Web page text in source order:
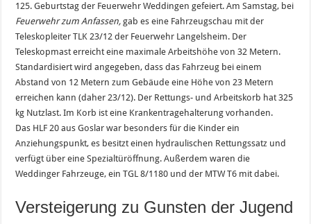
125. Geburtstag der Feuerwehr Weddingen gefeiert. Am Samstag, bei
Feuerwehr zum Anfassen, gab es eine Fahrzeugschau mit der
Teleskopleiter TLK 23/12 der Feuerwehr Langelsheim. Der
Teleskopmast erreicht eine maximale Arbeitshöhe von 32 Metern.
Standardisiert wird angegeben, dass das Fahrzeug bei einem
Abstand von 12 Metern zum Gebäude eine Höhe von 23 Metern
erreichen kann (daher 23/12). Der Rettungs- und Arbeitskorb hat 325
kg Nutzlast. Im Korb ist eine Krankentragehalterung vorhanden.
Das HLF 20 aus Goslar war besonders für die Kinder ein
Anziehungspunkt, es besitzt einen hydraulischen Rettungssatz und
verfügt über eine Spezialtüröffnung. Außerdem waren die
Weddinger Fahrzeuge, ein TGL 8/1180 und der MTW T6 mit dabei.
Versteigerung zu Gunsten der Jugend